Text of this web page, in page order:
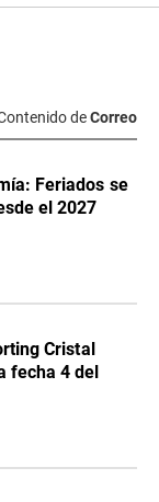
deCorreo
Feriados se
el 2027
Cristal
fecha 4 del